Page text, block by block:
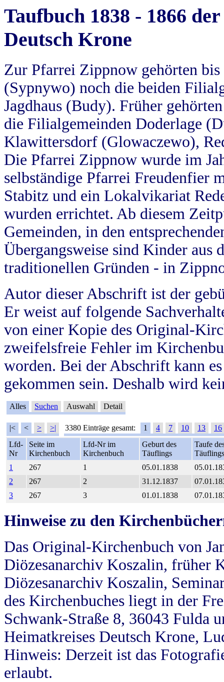
Taufbuch 1838 - 1866
Deutsch Krone
Zur Pfarrei Zippnow gehörten
(Sypnywo) noch die beiden
Jagdhaus (Budy). Früher
die Filialgemeinden Doderlage
Klawittersdorf (Glowaczewo),
Die Pfarrei Zippnow wurde im
selbständige Pfarrei Freudenfier
Stabitz und ein Lokalvikariat
wurden errichtet. Ab diesem
Gemeinden, in den
Übergangsweise sind Kinder aus
traditionellen Gründen - in
Autor dieser Abschrift ist der
Er weist auf folgende
von einer Kopie des Original-
zweifelsfreie Fehler im
worden. Bei der Abschrift kann
gekommen sein. Deshalb wird
Alles Suchen Auswahl Detail
|< < > >| 3380 Einträge gesamt: 1 4 7 10 13
16
Lfd-
Nr
Seite im
Kirchenbuch
Lfd-Nr im
Kirchenbuch
Geburt des
Täuflings
Taufe
Täuflings
1
267 1 05.01.1838
2
267 2 31.12.1837
3
267 3 01.01.1838
Hinweise zu den
Das Original-Kirchenbuch von
Diözesanarchiv Koszalin, früher
Diözesanarchiv Koszalin,
des Kirchenbuches liegt in der
Schwank-Straße 8, 36043 Fulda
Heimatkreises Deutsch Krone,
Hinweis: Derzeit ist das
erlaubt.